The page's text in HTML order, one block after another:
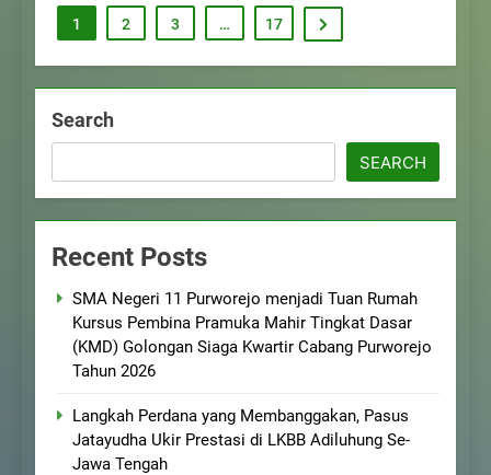
1 2 3 … 17
Search
SEARCH
Recent Posts
SMA Negeri 11 Purworejo menjadi Tuan Rumah
Kursus Pembina Pramuka Mahir Tingkat Dasar
(KMD) Golongan Siaga Kwartir Cabang Purworejo
Tahun 2026
Langkah Perdana yang Membanggakan, Pasus
Jatayudha Ukir Prestasi di LKBB Adiluhung Se-
Jawa Tengah